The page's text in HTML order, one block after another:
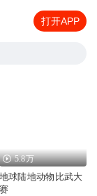
打开APP
5.8万
地球陆地动物比武大
赛